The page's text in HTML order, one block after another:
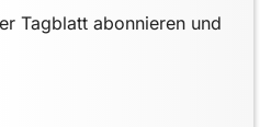
Tagblatt abonnieren und